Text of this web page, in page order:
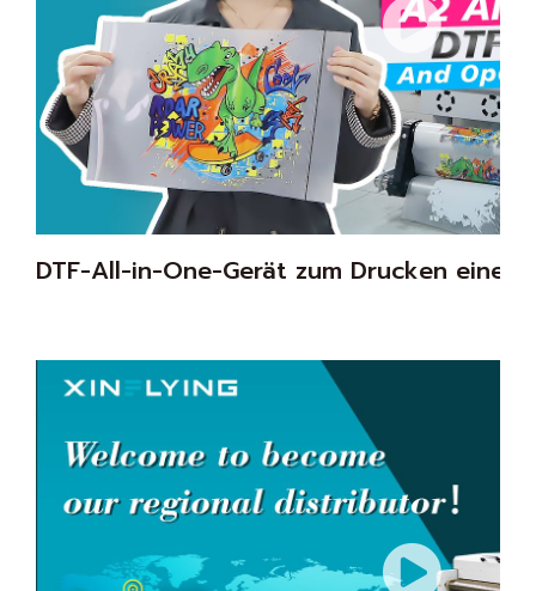
DTF-All-in-One-Gerät zum Drucken